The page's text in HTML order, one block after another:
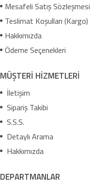
Mesafeli Satış Sözleşmesi
Teslimat Koşulları (Kargo)
Hakkımızda
Ödeme Seçenekleri
MÜŞTERİ HİZMETLERİ
İletişim
Sipariş Takibi
S.S.S.
Detaylı Arama
Hakkımızda
DEPARTMANLAR